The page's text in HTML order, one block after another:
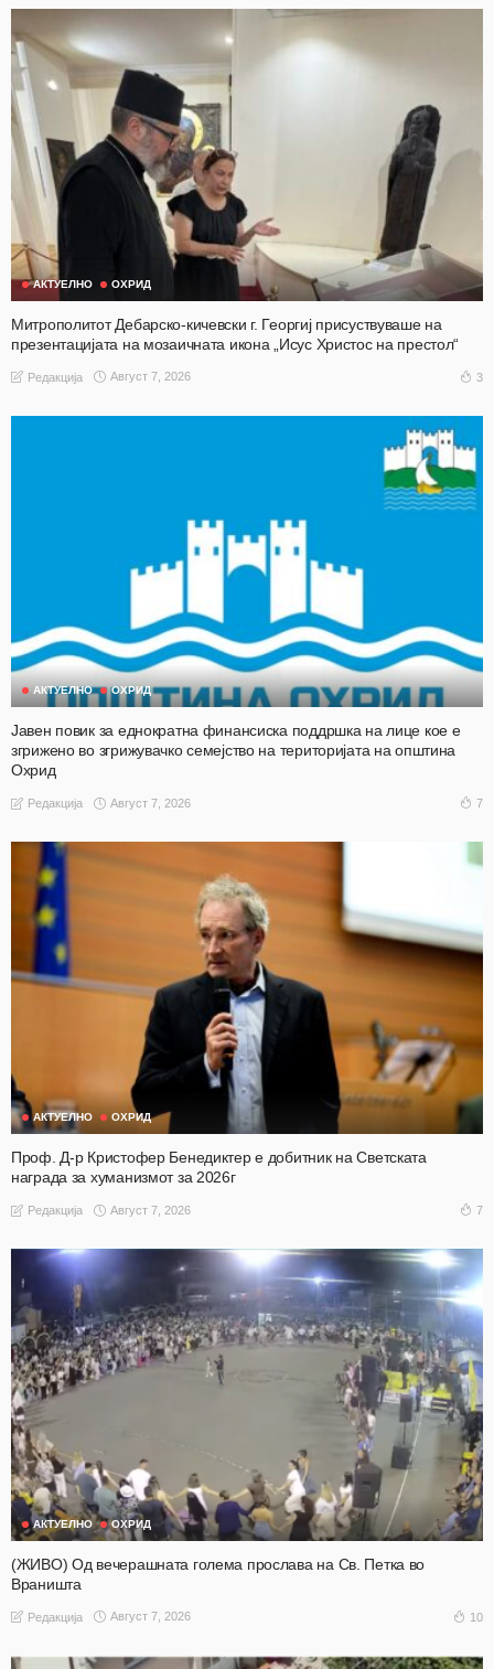
АКТУЕЛНО ОХРИД
Митрополитот Дебарско-кичевски г. Георгиј присуствуваше на
презентацијата на мозаичната икона „Исус Христос на престол“
Редакција Август 7, 2026 3
АКТУЕЛНО ОХРИД
Јавен повик за еднократна финансиска поддршка на лице кое е
згрижено во згрижувачко семејство на територијата на општина
Охрид
Редакција Август 7, 2026 7
АКТУЕЛНО ОХРИД
Проф. Д-р Кристофер Бенедиктер е добитник на Светската
награда за хуманизмот за 2026г
Редакција Август 7, 2026 7
АКТУЕЛНО ОХРИД
(ЖИВО) Од вечерашната голема прослава на Св. Петка во
Враништа
Редакција Август 7, 2026 10